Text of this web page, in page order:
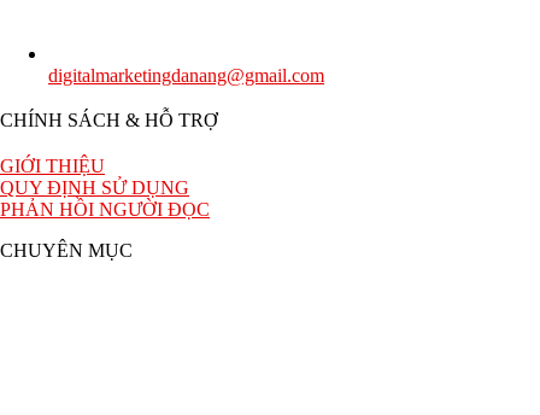
digitalmarketingdanang@gmail.com
CHÍNH SÁCH & HỖ TRỢ
GIỚI THIỆU
QUY ĐỊNH SỬ DỤNG
PHẢN HỒI NGƯỜI ĐỌC
CHUYÊN MỤC